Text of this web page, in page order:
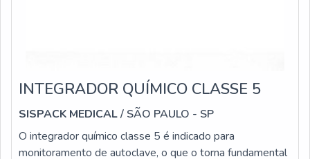
INTEGRADOR QUÍMICO CLASSE 5
SISPACK MEDICAL/ SÃO PAULO - SP
O integrador químico classe 5 é indicado para
monitoramento de autoclave, o que o torna fundamental